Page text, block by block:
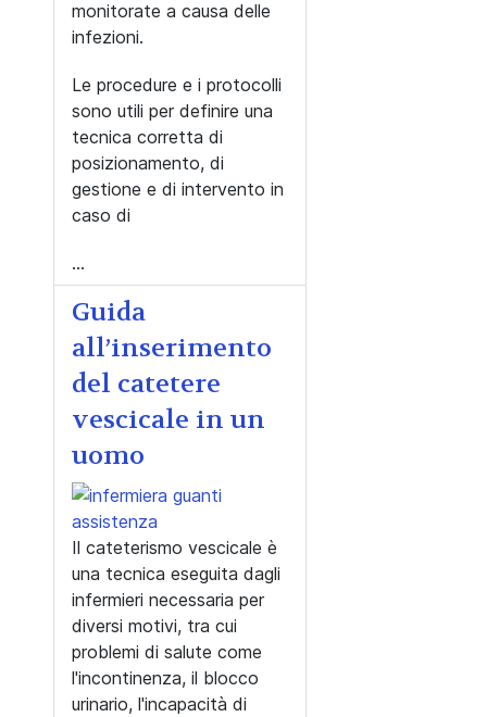
monitorate a causa delle
infezioni.
Le procedure e i protocolli
sono utili per definire una
tecnica corretta di
posizionamento, di
gestione e di intervento in
caso di
...
Guida
all’inserimento
del catetere
vescicale in un
uomo
Il cateterismo vescicale è
una tecnica eseguita dagli
infermieri necessaria per
diversi motivi, tra cui
problemi di salute come
l'incontinenza, il blocco
urinario, l'incapacità di